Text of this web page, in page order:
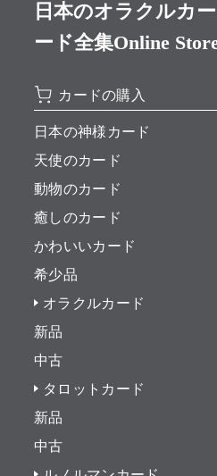
日本のオラクルカ
ード全集Online
カードの購入
日本の神様カード
天使のカード
動物のカード
癒しのカード
かわいいカード
希少品
オラクルカード
新品
中古
タロットカード
新品
中古